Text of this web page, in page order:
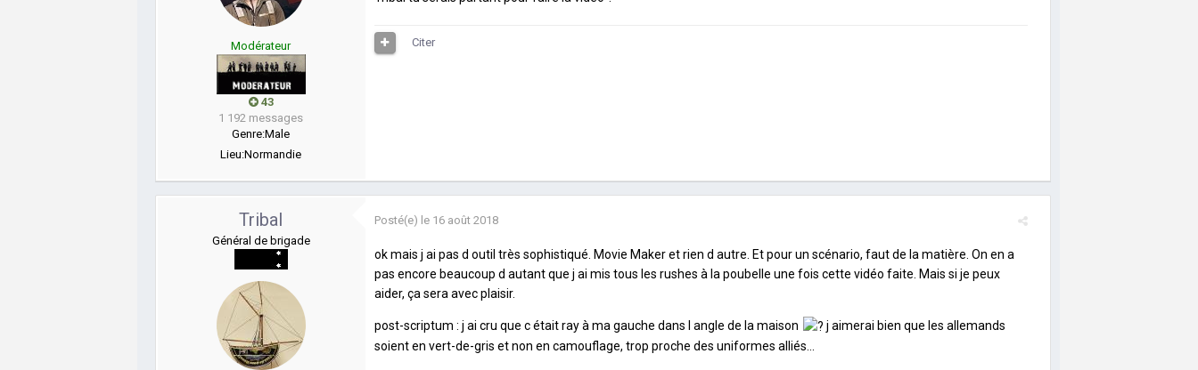
Modérateur
43
1 192 messages
Genre:Male
Lieu:Normandie
Citer
Tribal
Général de brigade
Posté(e) le 16 août 2018
ok mais j ai pas d outil très sophistiqué. Movie Maker et rien d autre. Et pour un scénario, faut de la matière. On en a
pas encore beaucoup d autant que j ai mis tous les rushes à la poubelle une fois cette vidéo faite. Mais si je peux
aider, ça sera avec plaisir.
post-scriptum : j ai cru que c était ray à ma gauche dans l angle de la maison
j aimerai bien que les allemands
soient en vert-de-gris et non en camouflage, trop proche des uniformes alliés...